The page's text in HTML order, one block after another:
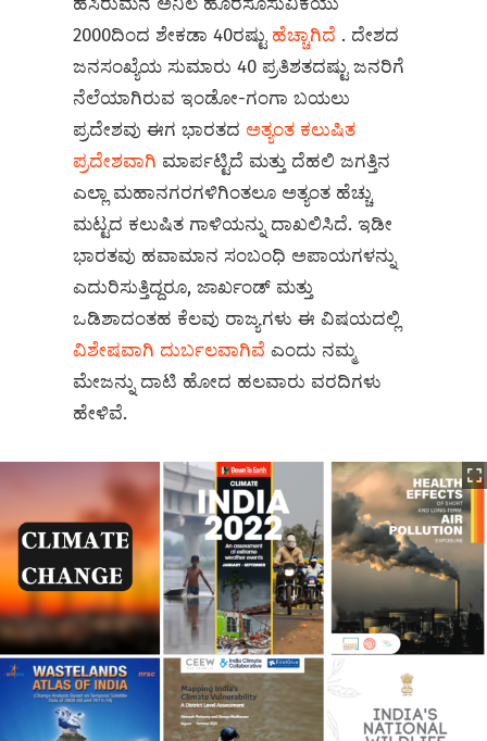
2000ದಿಂದ ಶೇಕಡಾ 40ರಷ್ಟು ಹೆಚ್ಚಾಗಿದೆ . ದೇಶದ
ಜನಸಂಖ್ಯೆಯ ಸುಮಾರು 40 ಪ್ರತಿಶತದಷ್ಟು ಜನರಿಗೆ
ನೆಲೆಯಾಗಿರುವ ಇಂಡೋ-ಗಂಗಾ ಬಯಲು
ಪ್ರದೇಶವು ಈಗ ಭಾರತದ ಅತ್ಯಂತ ಕಲುಷಿತ
ಪ್ರದೇಶವಾಗಿ ಮಾರ್ಪಟ್ಟಿದೆ ಮತ್ತು ದೆಹಲಿ ಜಗತ್ತಿನ
ಎಲ್ಲಾ ಮಹಾನಗರಗಳಿಗಿಂತಲೂ ಅತ್ಯಂತ ಹೆಚ್ಚು
ಮಟ್ಟದ ಕಲುಷಿತ ಗಾಳಿಯನ್ನು ದಾಖಲಿಸಿದೆ. ಇಡೀ
ಭಾರತವು ಹವಾಮಾನ ಸಂಬಂಧಿ ಅಪಾಯಗಳನ್ನು
ಎದುರಿಸುತ್ತಿದ್ದರೂ, ಜಾರ್ಖಂಡ್ ಮತ್ತು
ಒಡಿಶಾದಂತಹ ಕೆಲವು ರಾಜ್ಯಗಳು ಈ ವಿಷಯದಲ್ಲಿ
ವಿಶೇಷವಾಗಿ ದುರ್ಬಲವಾಗಿವೆಎಂದು ನಮ್ಮ
ಮೇಜನ್ನು ದಾಟಿ ಹೋದ ಹಲವಾರು ವರದಿಗಳು
ಹೇಳಿವೆ.